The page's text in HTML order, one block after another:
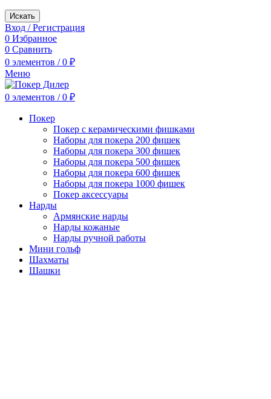
Искать
Вход / Регистрация
0 Избранное
0 Сравнить
0 элементов / 0 ₽
Меню
0 элементов / 0 ₽
Покер
Покер с керамическими фишками
Наборы для покера 200 фишек
Наборы для покера 300 фишек
Наборы для покера 500 фишек
Наборы для покера 600 фишек
Наборы для покера 1000 фишек
Покер аксессуары
Нарды
Армянские нарды
Нарды кожаные
Нарды ручной работы
Мини гольф
Шахматы
Шашки